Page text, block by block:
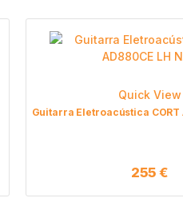
Quick View
Guitarra Eletroacústica CORT
255€